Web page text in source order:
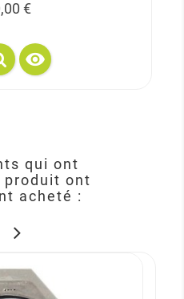
€

qui ont
produit ont
acheté :